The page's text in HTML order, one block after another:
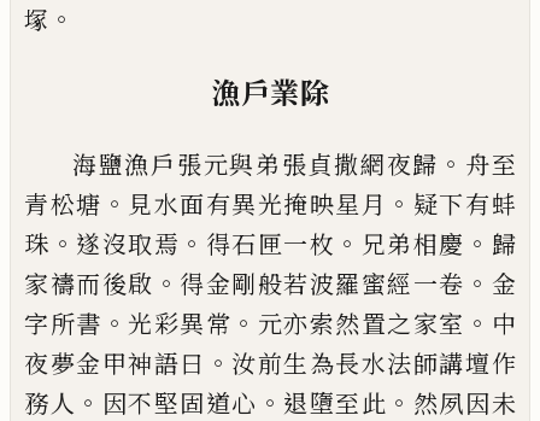
塚 。
漁戶業除
海鹽漁戶張元與弟張貞撒網夜歸 。 舟至
青松塘 。 見水面有異光掩映星月 。 疑下有蚌
珠 。 遂沒取焉 。 得石匣一枚 。 兄弟相慶 。 歸
家禱而後啟 。 得金剛般若波羅蜜經一卷 。 金
字所書 。 光彩異常 。 元亦索然置之家室 。 中
夜夢金甲神語曰 。 汝前生為長水法師講壇作
務人 。 因不堅固道心 。 退墮至此 。 然夙因未